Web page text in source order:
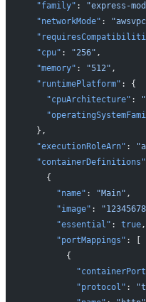
  "family"
: "express-
  "networkMode"
:
  "cpu"
: "256" ,
  "memory"
: "512" ,
  "runtimePlatform"
: {
    "cpuArchitecture"
:
  },
  "executionRoleArn"
:
  "containerDefinitions"
    {
      "name"
: "Main" ,
      "image"
:
      "essential"
: true,
      "portMappings"
: [
        {
          "protocol"
: